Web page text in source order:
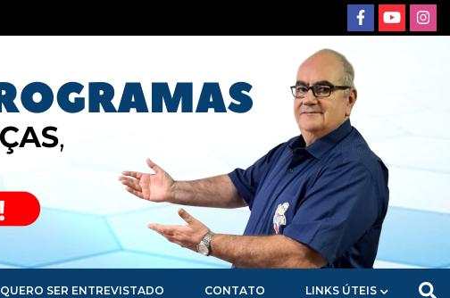
QUERO SER ENTREVISTADO CONTATO LINKS ÚTEIS